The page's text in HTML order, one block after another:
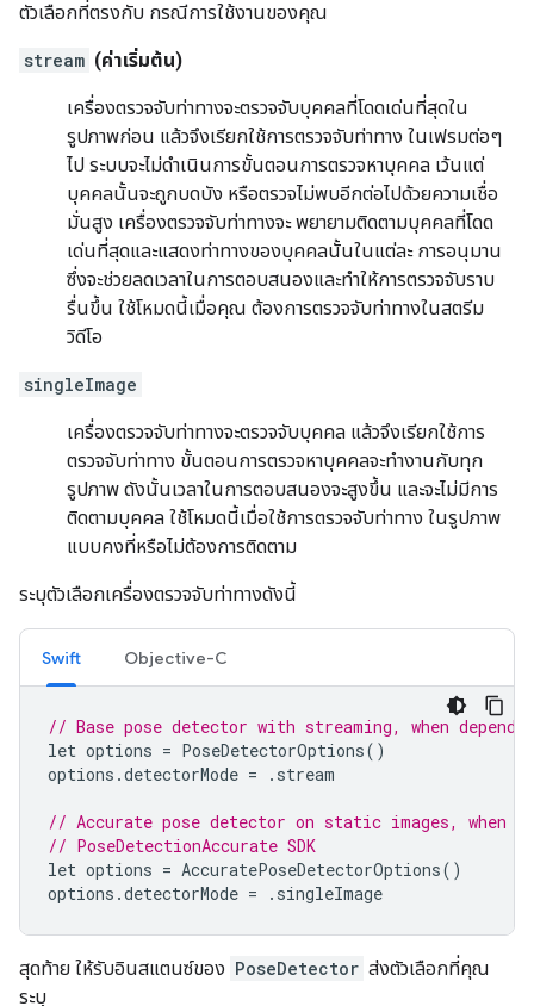
ตัวเลือกที่ตรงกับ กรณีการใช้งานของคุณ
stream (ค่าเริ่มต้น)
เครื่องตรวจจับท่าทางจะตรวจจับบุคคลที่โดดเด่นที่สุดใน
รูปภาพก่อน แล้วจึงเรียกใช้การตรวจจับท่าทาง ในเฟรมต่อๆ
ไป ระบบจะไม่ดำเนินการขั้นตอนการตรวจหาบุคคล เว้นแต่
บุคคลนั้นจะถูกบดบัง หรือตรวจไม่พบอีกต่อไปด้วยความเชื่อ
มั่นสูง เครื่องตรวจจับท่าทางจะ พยายามติดตามบุคคลที่โดด
เด่นที่สุดและแสดงท่าทางของบุคคลนั้นในแต่ละ การอนุมาน
ซึ่งจะช่วยลดเวลาในการตอบสนองและทำให้การตรวจจับราบ
รื่นขึ้น ใช้โหมดนี้เมื่อคุณ ต้องการตรวจจับท่าทางในสตรีม
วิดีโอ
singleImage
เครื่องตรวจจับท่าทางจะตรวจจับบุคคล แล้วจึงเรียกใช้การ
ตรวจจับท่าทาง ขั้นตอนการตรวจหาบุคคลจะทำงานกับทุก
รูปภาพ ดังนั้นเวลาในการตอบสนองจะสูงขึ้น และจะไม่มีการ
ติดตามบุคคล ใช้โหมดนี้เมื่อใช้การตรวจจับท่าทาง ในรูปภาพ
แบบคงที่หรือไม่ต้องการติดตาม
ระบุตัวเลือกเครื่องตรวจจับท่าทางดังนี้
Swift Objective-C
// Base pose detector with streaming, when
let options = PoseDetectorOptions()
options .detectorMode = . stream
// Accurate pose detector on static images, when
// PoseDetectionAccurate SDK
let options = AccuratePoseDetectorOptions()
options .detectorMode = . singleImage
สุดท้าย ให้รับอินสแตนซ์ของ PoseDetector ส่งตัวเลือกที่คุณ
ระบุ